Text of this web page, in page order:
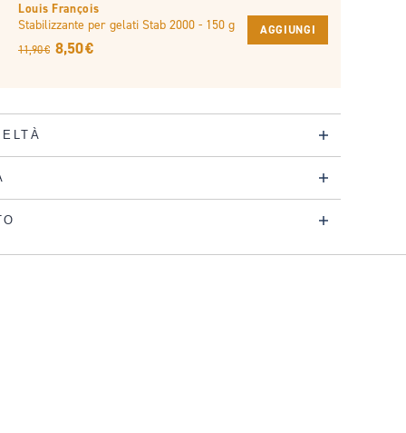
Louis François
Stabilizzante per gelati Stab 2000 - 150 g
11,90 € 8,50 €
AGGIUNGI